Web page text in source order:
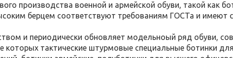
производства военной и армейской обуви, такой как
берцем соответствуют требованиям ГОСТа и имеют
и периодически обновляет модельноый ряд обуви,
которых тактические штурмовые специальные ботинки